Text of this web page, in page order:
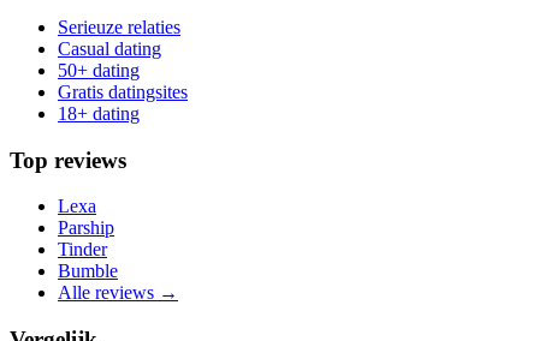
Serieuze relaties
Casual dating
50+ dating
Gratis datingsites
18+ dating
Top reviews
Lexa
Parship
Tinder
Bumble
Alle reviews →